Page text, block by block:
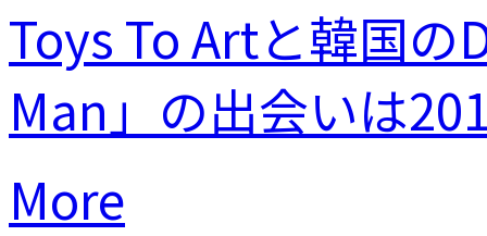
Toys To Artと韓国の
Man」の出会いは
More